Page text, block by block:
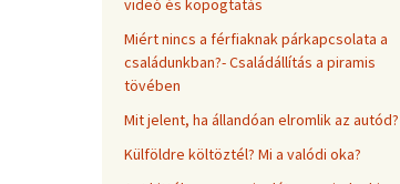
videó és kopogtatás
Miért nincs a férfiaknak párkapcsolata a
családunkban?- Családállítás a piramis
tövében
Mit jelent, ha állandóan elromlik az autód?
Külföldre költöztél? Mi a valódi oka?